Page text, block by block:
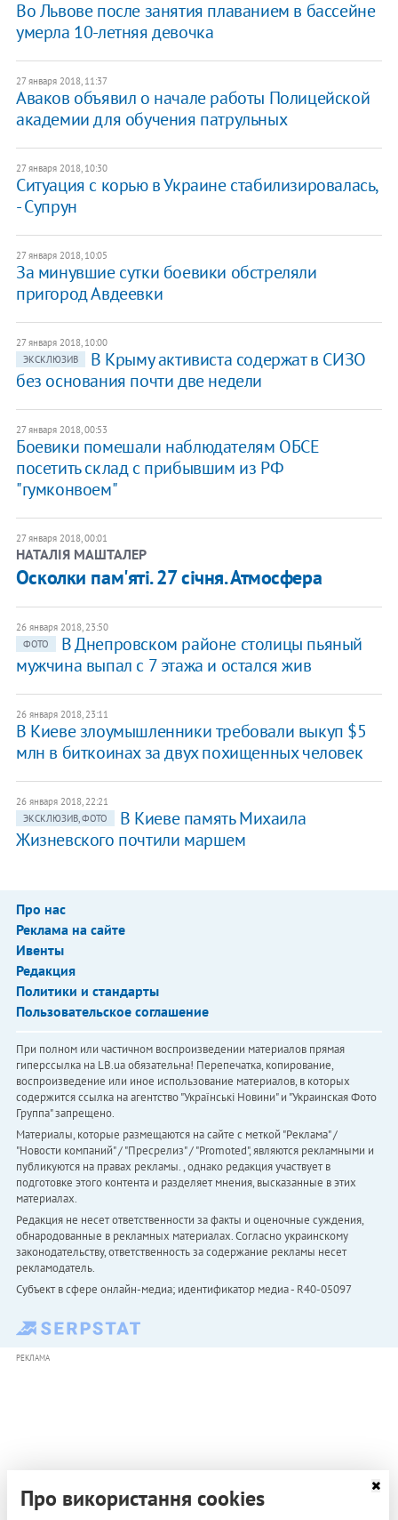
Во Львове после занятия плаванием в бассейне
умерла 10-летняя девочка
27 января 2018, 11:37
​​Аваков объявил о начале работы Полицейской
академии для обучения патрульных
27 января 2018, 10:30
Ситуация с корью в Украине стабилизировалась,
- Супрун
27 января 2018, 10:05
​​За минувшие сутки боевики обстреляли
пригород Авдеевки
27 января 2018, 10:00
ЭКСКЛЮЗИВ
В Крыму активиста содержат в СИЗО
без основания почти две недели
27 января 2018, 00:53
Боевики помешали наблюдателям ОБСЕ
посетить склад с прибывшим из РФ
"гумконвоем"
27 января 2018, 00:01
НАТАЛІЯ МАШТАЛЕР
Осколки пам'яті. 27 січня. Атмосфера
26 января 2018, 23:50
ФОТО
В Днепровском районе столицы пьяный
мужчина выпал с 7 этажа и остался жив
26 января 2018, 23:11
В Киеве злоумышленники требовали выкуп $5
млн в биткоинах за двух похищенных человек
26 января 2018, 22:21
ЭКСКЛЮЗИВ, ФОТО
В Киеве память Михаила
Жизневского почтили маршем
Про нас
Реклама на сайте
Ивенты
Редакция
Политики и стандарты
Пользовательское соглашение
При полном или частичном воспроизведении материалов прямая
гиперссылка на LB.ua обязательна! Перепечатка, копирование,
воспроизведение или иное использование материалов, в которых
содержится ссылка на агентство "Українськi Новини" и "Украинская Фото
Группа" запрещено.
Материалы, которые размещаются на сайте с меткой "Реклама" /
"Новости компаний" / "Пресрелиз" / "Promoted", являются рекламными и
публикуются на правах рекламы. , однако редакция участвует в
подготовке этого контента и разделяет мнения, высказанные в этих
материалах.
Редакция не несет ответственности за факты и оценочные суждения,
обнародованные в рекламных материалах. Согласно украинскому
законодательству, ответственность за содержание рекламы несет
рекламодатель.
Субъект в сфере онлайн-медиа; идентификатор медиа - R40-05097
РЕКЛАМА
Про використання cookies